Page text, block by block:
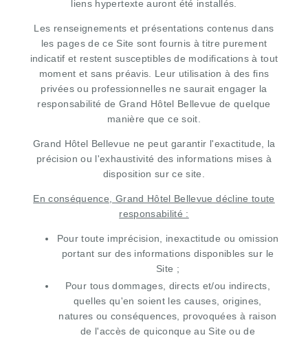
liens hypertexte auront été installés.
Les renseignements et présentations contenus dans
les pages de ce Site sont fournis à titre purement
indicatif et restent susceptibles de modifications à tout
moment et sans préavis. Leur utilisation à des fins
privées ou professionnelles ne saurait engager la
responsabilité de Grand Hôtel Bellevue de quelque
manière que ce soit.
Grand Hôtel Bellevue ne peut garantir l'exactitude, la
précision ou l'exhaustivité des informations mises à
disposition sur ce site.
En conséquence, Grand Hôtel Bellevue décline toute
responsabilité :
Pour toute imprécision, inexactitude ou omission
portant sur des informations disponibles sur le
Site ;
Pour tous dommages, directs et/ou indirects,
quelles qu'en soient les causes, origines,
natures ou conséquences, provoquées à raison
de l'accès de quiconque au Site ou de